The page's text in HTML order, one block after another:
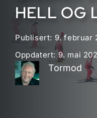
HELL OG
Publisert: 9. februar
Oppdatert: 9. mai
Tormod